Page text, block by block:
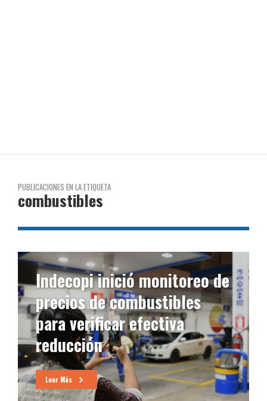
PUBLICACIONES EN LA ETIQUETA
combustibles
Indecopi inició monitoreo de
precios de combustibles
para verificar efectiva
reducción
Leer Más